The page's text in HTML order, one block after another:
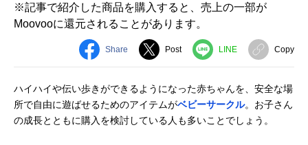
※記事で紹介した商品を購入すると、売上の一部が
Moovooに還元されることがあります。
Share Post LINE Copy
ハイハイや伝い歩きができるようになった赤ちゃんを、安全な場
所で自由に遊ばせるためのアイテムがベビーサークル。お子さん
の成長とともに購入を検討している人も多いことでしょう。